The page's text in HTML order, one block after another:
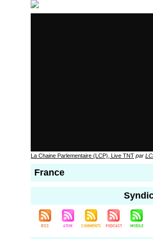
La Chaine Parlementaire (LCP), Live TNT par
France